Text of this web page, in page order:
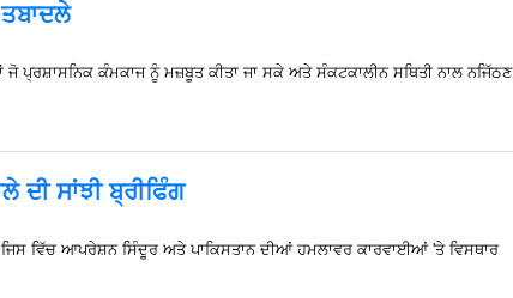
ਪ੍ਰਸ਼ਾਸਨਿਕ ਕੰਮਕਾਜ ਨੂੰ ਮਜ਼ਬੂਤ ਕੀਤਾ ਜਾ ਸਕੇ ਅਤੇ ਸੰਕਟਕਾਲੀਨ ਸਥਿਤੀ ਨਾਲ ਨਜਿੱਠਣ
ਸਾਂਝੀ ਬ੍ਰੀਫਿੰਗ
ਵਿੱਚ ਆਪਰੇਸ਼ਨ ਸਿੰਦੂਰ ਅਤੇ ਪਾਕਿਸਤਾਨ ਦੀਆਂ ਹਮਲਾਵਰ ਕਾਰਵਾਈਆਂ 'ਤੇ ਵਿਸਥਾਰ